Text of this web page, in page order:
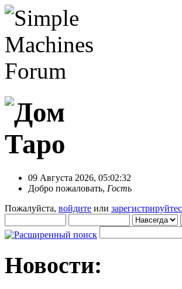
09 Августа 2026, 05:02:32
Добро пожаловать, Гость
Пожалуйста, войдите или
Новости: